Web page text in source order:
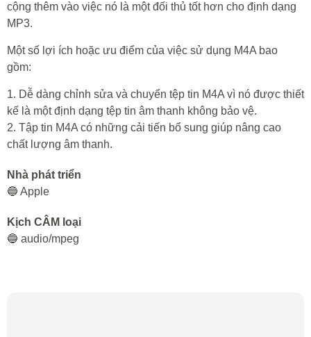
cộng thêm vào việc nó là một đối thủ tốt hơn cho định dạng
MP3.
Một số lợi ích hoặc ưu điểm của việc sử dụng M4A bao
gồm:
1. Dễ dàng chỉnh sửa và chuyển tệp tin M4A vì nó được thiết
kế là một định dạng tệp tin âm thanh không bảo vệ.
2. Tập tin M4A có những cải tiến bổ sung giúp nâng cao
chất lượng âm thanh.
Nhà phát triển
🔵 Apple
Kịch CÂM loại
🔵 audio/mpeg